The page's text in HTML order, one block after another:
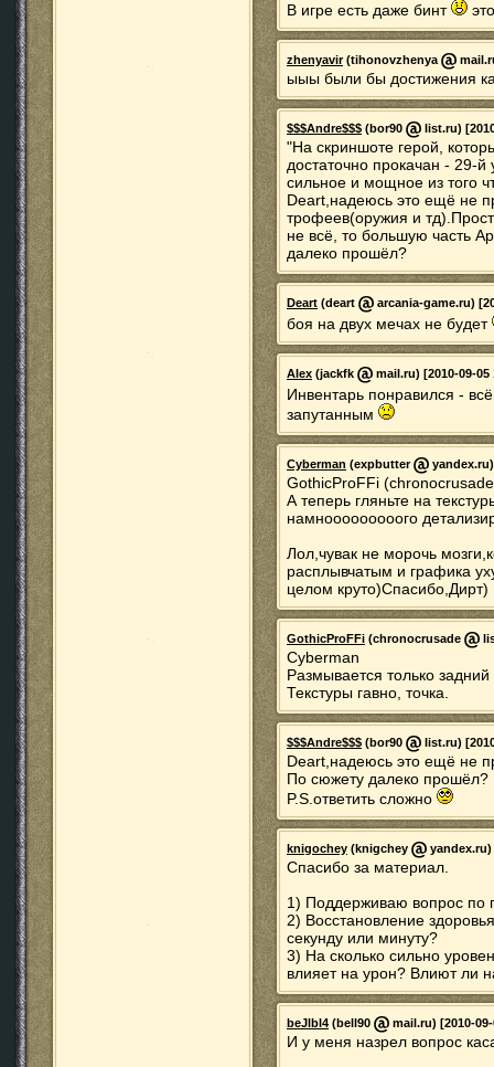
В игре есть даже бинт
zhenyavir(tihonovzhenya
ыыы были бы достижения
$$$Andre$$$ (bor90 list.ru)
"На скриншоте герой,
достаточно прокачан - 29-й
сильное и мощное из того
Deart,надеюсь это ещё не
трофеев(оружия и
не всё, то большую часть
далеко прошёл?
Deart (deart arcania-game.ru)
боя на двух мечах не будет
Alex (jackfk mail.ru) [2010-09-05
Инвентарь понравился -
запутанным
Cyberman (expbutter
GothicProFFi
А теперь гляньте на
намнооооооооого
Лол,чувак не морочь
расплывчатым и графика
целом круто)Спасибо,Дирт)
GothicProFFi (chronocrusade
Cyberman
Размывается только
Текстуры гавно, точка.
$$$Andre$$$ (bor90 list.ru)
Deart,надеюсь это ещё не
По сюжету далеко прошёл?
P.S.ответить сложно
knigochey (knigchey yandex.ru)
Спасибо за материал.
1) Поддерживаю вопрос по
2) Восстановление
секунду или минуту?
3) На сколько сильно
влияет на урон? Влиют ли
beJlbl4 (bell90 mail.ru) [2010-
И у меня назрел вопрос